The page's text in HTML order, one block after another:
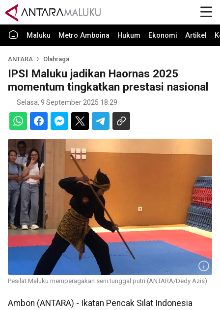
Maluku Metro Amboina Hukum Ekonomi Artikel
ANTARA Olahraga
IPSI Maluku jadikan Haornas 2025
momentum tingkatkan prestasi nasional
Selasa, 9 September 2025 18:29
Pesilat Maluku memperagakan seni tunggal putri (ANTARA/Dedy Azis)
Ambon (ANTARA) - Ikatan Pencak Silat Indonesia